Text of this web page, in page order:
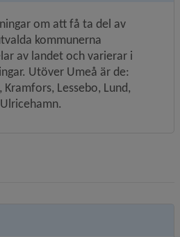
om att få ta del av
kommunerna
av landet och varierar i
Utöver Umeå är de:
Lessebo, Lund,